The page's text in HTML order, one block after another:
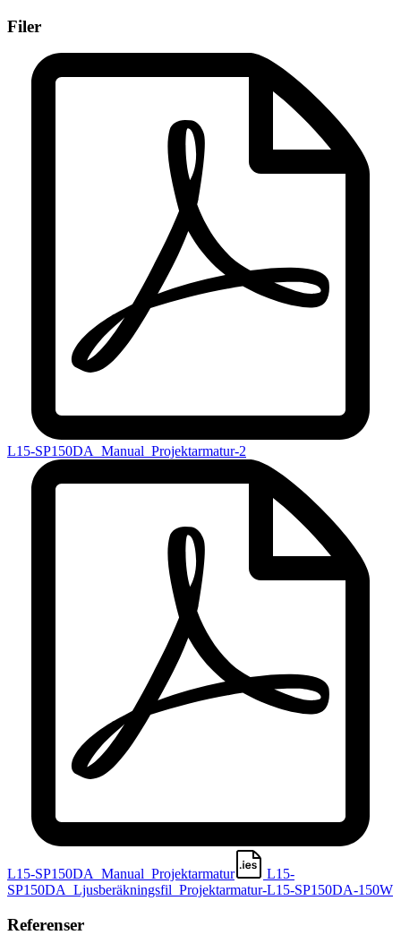
Filer
L15-SP150DA_Manual_Projektarmatur-2
L15-SP150DA_Manual_Projektarmatur
L15-
SP150DA_Ljusberäkningsfil_Projektarmatur-L15-SP150DA-150W
Referenser